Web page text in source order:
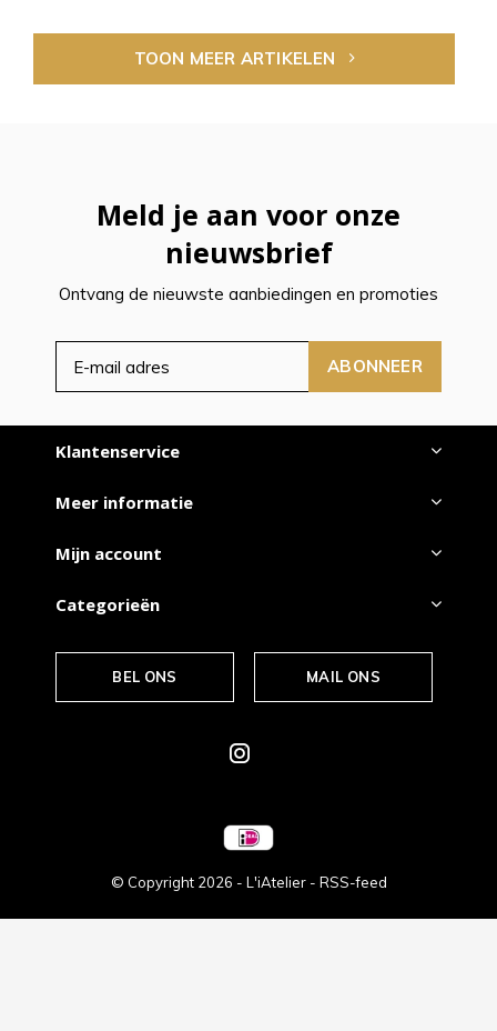
TOON MEER ARTIKELEN
Meld je aan voor onze
nieuwsbrief
Ontvang de nieuwste aanbiedingen en promoties
ABONNEER
Klantenservice
Meer informatie
Mijn account
Categorieën
BEL ONS MAIL ONS
© Copyright 2026 - L'iAtelier - RSS-feed